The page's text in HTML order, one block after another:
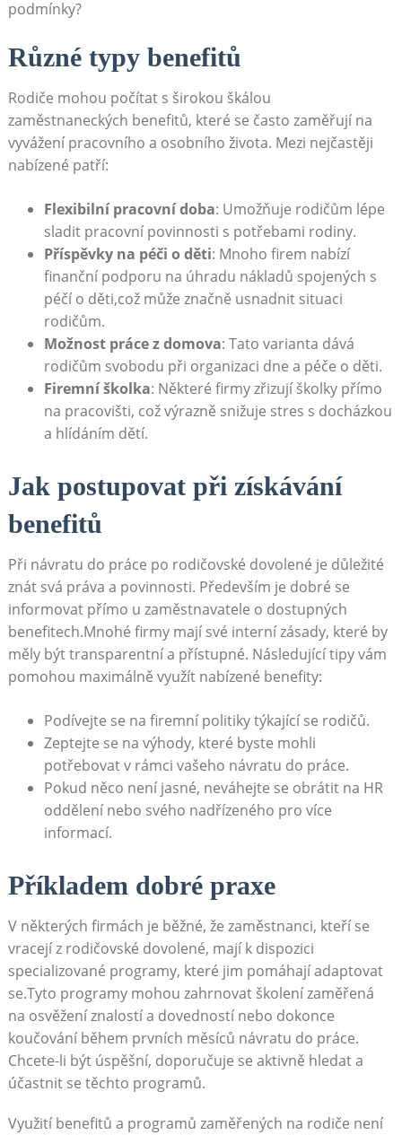
podmínky?
Různé typy ⁤benefitů
Rodiče ⁢mohou počítat s ‌širokou škálou
zaměstnaneckých benefitů, ⁣které se ‍často zaměřují na
vyvážení pracovního ⁤a osobního života.‍ Mezi nejčastěji
nabízené⁤ patří:
Flexibilní⁢ pracovní doba:​ Umožňuje⁢ rodičům lépe
sladit pracovní povinnosti s potřebami rodiny.
Příspěvky‌ na péči o děti: Mnoho firem nabízí
finanční ​podporu na⁤ úhradu nákladů spojených s‌
péčí o děti,což může značně usnadnit situaci⁢
rodičům.
Možnost práce z domova: Tato ‌varianta dává
‌rodičům ‌svobodu při⁣ organizaci dne​ a péče o⁣ děti.
Firemní školka:⁤ Některé firmy zřizují školky přímo
na pracovišti, ‍což výrazně snižuje stres ‌s docházkou
a hlídáním dětí.
Jak postupovat při získávání
‍benefitů
Při návratu ​do práce po ⁢rodičovské dovolené je důležité
znát svá práva a ​povinnosti. Především je dobré se
informovat přímo⁣ u ⁤zaměstnavatele ‌o dostupných⁤
benefitech.Mnohé firmy mají své interní zásady, které by​
měly být​ transparentní a přístupné. ⁢Následující tipy ⁣vám
pomohou maximálně využít nabízené benefity:
Podívejte se na firemní ⁢politiky týkající se rodičů.
Zeptejte⁢ se ‌na ‍výhody,⁤ které byste mohli‍
potřebovat v rámci vašeho návratu do práce.
Pokud něco není ‌jasné, neváhejte se⁤ obrátit⁢ na‍ HR
oddělení nebo svého nadřízeného pro ⁤více
informací.
Příkladem dobré⁢ praxe
V některých⁢ firmách‌ je ⁣běžné, že zaměstnanci,⁤ kteří se
vracejí ​z rodičovské dovolené,‌ mají k dispozici
specializované programy, které jim⁢ pomáhají adaptovat
se.Tyto‍ programy ⁣mohou ⁤zahrnovat školení⁣ zaměřená
na osvěžení znalostí a dovedností nebo dokonce
koučování během prvních měsíců⁣ návratu do práce.‍
Chcete-li⁣ být úspěšní, doporučuje se aktivně⁣ hledat a⁤
účastnit se těchto​ programů.
Využití‍ benefitů ⁢a ⁢programů zaměřených na rodiče není⁤